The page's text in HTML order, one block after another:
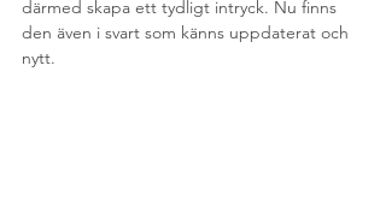
därmed skapa ett tydligt intryck. Nu finns
den även i svart som känns uppdaterat och
nytt.